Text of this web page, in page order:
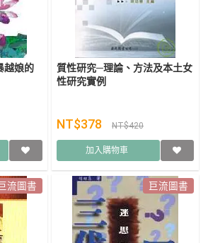
越娘的
質性研究─理論、方法及本土女
性研究實例
NT$378 NT$420
加入購物車
流圖書 巨流圖書